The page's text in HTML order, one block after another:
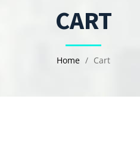
CART
Home Cart